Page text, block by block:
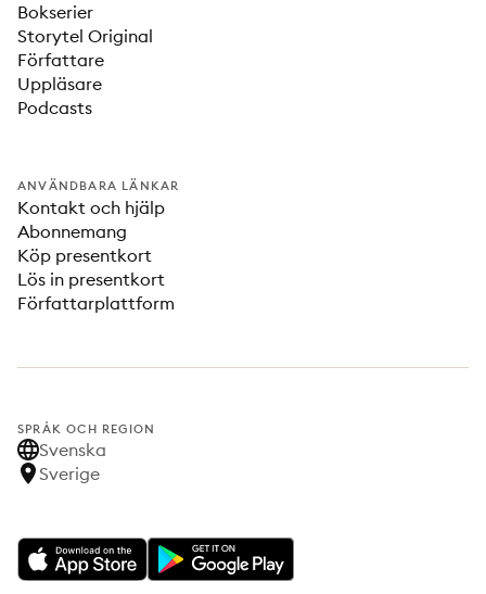
Bokserier
Storytel Original
Författare
Uppläsare
Podcasts
ANVÄNDBARA LÄNKAR
Kontakt och hjälp
Abonnemang
Köp presentkort
Lös in presentkort
Författarplattform
SPRÅK OCH REGION
Svenska
Sverige